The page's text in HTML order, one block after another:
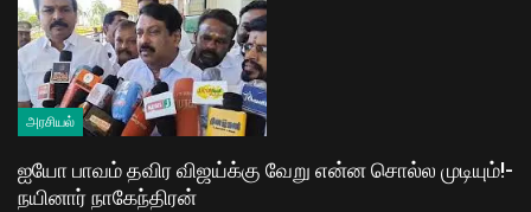
அரசியல்
ஐயோ பாவம் தவிர விஜய்க்கு வேறு என்ன சொல்ல முடியும்!-
நயினார் நாகேந்திரன்